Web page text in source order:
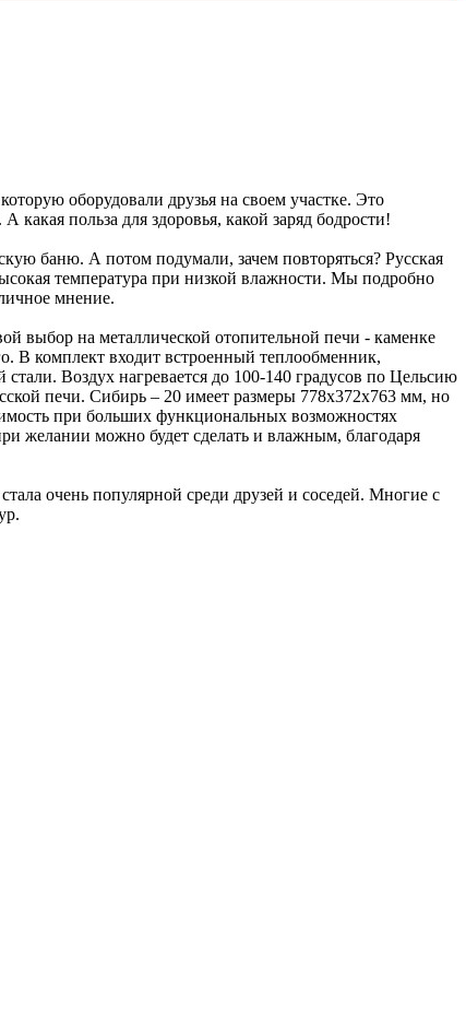
оборудовали друзья на своем участке. Это
польза для здоровья, какой заряд бодрости!
баню. А потом подумали, зачем повторяться? Русская
температура при низкой влажности. Мы подробно
мнение.
выбор на металлической отопительной печи - каменке
В комплект входит встроенный теплообменник,
Воздух нагревается до 100-140 градусов по Цельсию
печи. Сибирь – 20 имеет размеры 778х372х763 мм, но
при больших функциональных возможностях
желании можно будет сделать и влажным, благодаря
очень популярной среди друзей и соседей. Многие с